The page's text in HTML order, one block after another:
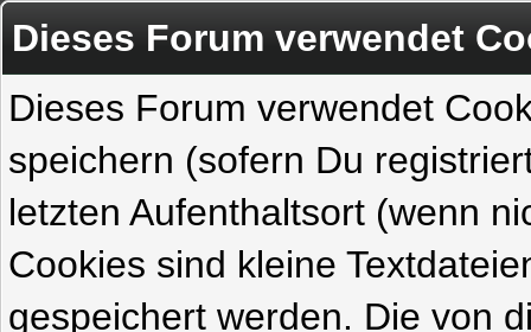
Dieses Forum verwendet
Dieses Forum verwendet
speichern (sofern Du
letzten Aufenthaltsort (wenn
Cookies sind kleine
gespeichert werden. Die von